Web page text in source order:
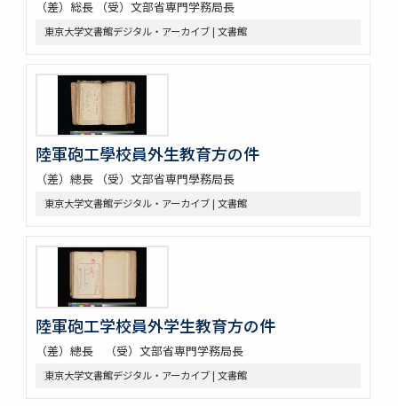
（差）総長 （受）文部省専門学務局長
東京大学文書館デジタル・アーカイブ | 文書館
陸軍砲工學校員外生教育方の件
（差）總長 （受）文部省専門學務局長
東京大学文書館デジタル・アーカイブ | 文書館
陸軍砲工学校員外学生教育方の件
（差）總長 （受）文部省専門学務局長
東京大学文書館デジタル・アーカイブ | 文書館